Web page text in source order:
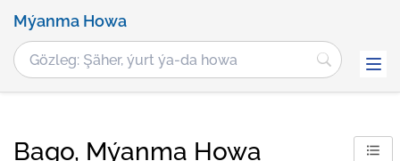
Mýanma Howa
Bago, Mýanma Howa